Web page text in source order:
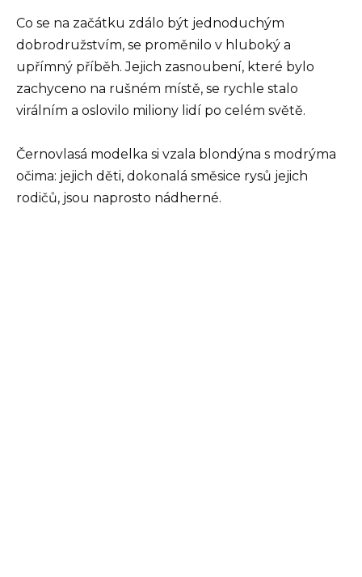
Co se na začátku zdálo být jednoduchým
dobrodružstvím, se proměnilo v hluboký a
upřímný příběh. Jejich zasnoubení, které bylo
zachyceno na rušném místě, se rychle stalo
virálním a oslovilo miliony lidí po celém světě.
Černovlasá modelka si vzala blondýna s modrýma
očima: jejich děti, dokonalá směsice rysů jejich
rodičů, jsou naprosto nádherné.